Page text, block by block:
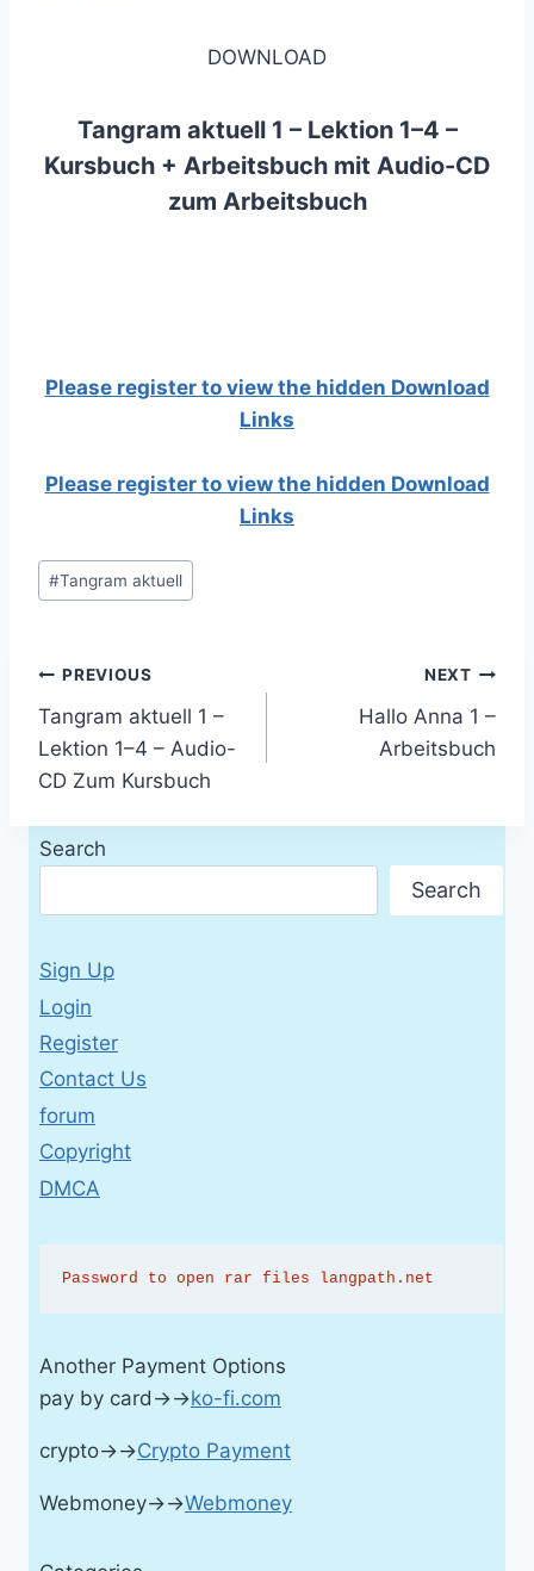
DOWNLOAD
Tangram aktuell 1 – Lektion 1–4 –
Kursbuch + Arbeitsbuch mit Audio-CD
zum Arbeitsbuch
Please register to view the hidden Download
Links
Please register to view the hidden Download
Links
Post
Tags:
#Tangram aktuell
Post
navigation
PREVIOUS
Tangram aktuell 1 –
Lektion 1–4 – Audio-
CD Zum Kursbuch
NEXT
Hallo Anna 1 –
Arbeitsbuch
Search
Search
Sign Up
Login
Register
Contact Us
forum
Copyright
DMCA
Password to open rar files langpath.net
Another Payment Options
pay by card→→ko-fi.com
crypto→→Crypto Payment
Webmoney→→Webmoney